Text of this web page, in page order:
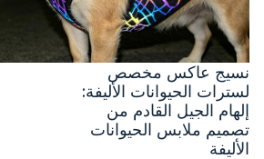
نسيج عاكس مخصص
لسترات الحيوانات الأليفة:
إلهام الجيل القادم من
تصميم ملابس الحيوانات
الأليفة